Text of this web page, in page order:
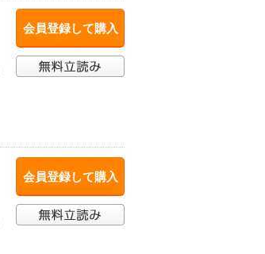
会員登録して購入
会員登録して購入